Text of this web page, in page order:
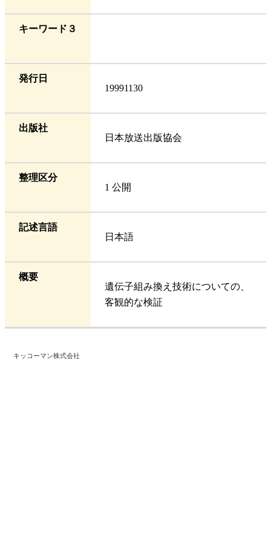
キーワード３
発行日
19991130
出版社
日本放送出版協会
整理区分
1 公開
記述言語
日本語
概要
遺伝子組み換え技術についての、
客観的な検証
キッコーマン株式会社